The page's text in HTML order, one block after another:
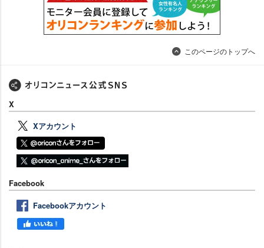
このページのトップへ
X
Xアカウント
Facebook
Facebookアカウント